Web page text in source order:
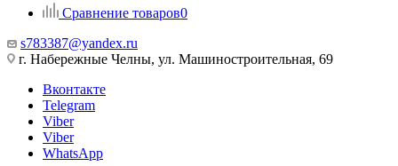
Сравнение товаров0
s783387@yandex.ru
г. Набережные Челны, ул. Машиностроительная, 69
Вконтакте
Telegram
Viber
Viber
WhatsApp